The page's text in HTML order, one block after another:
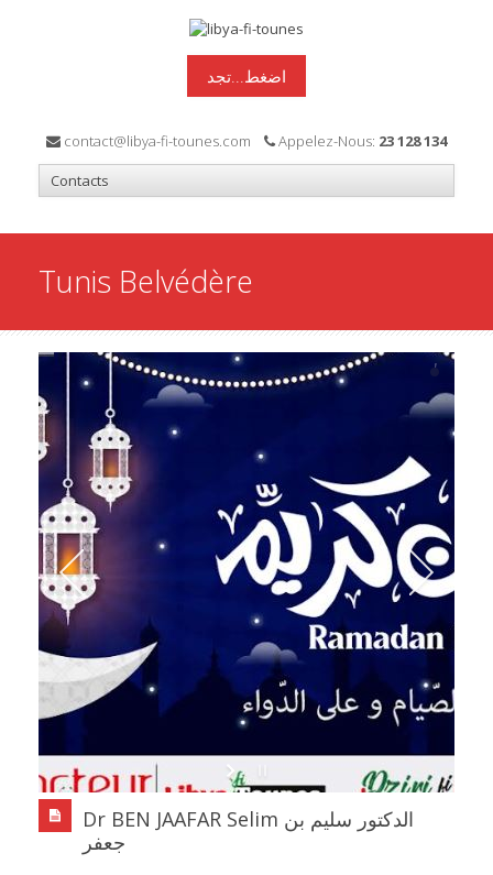
اضغط...تجد
contact@libya-fi-tounes.com Appelez-Nous: 23 128 134
Tunis Belvédère
Dr BEN JAAFAR Selim الدكتور سليم بن
جعفر